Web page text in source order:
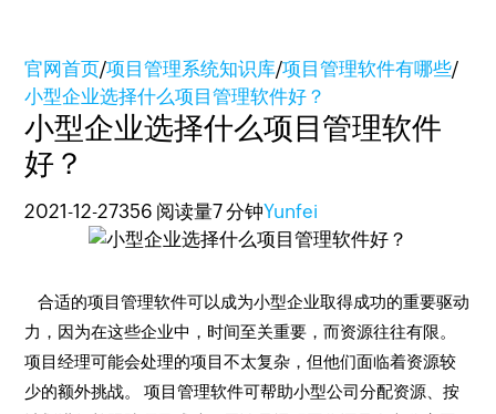
官网首页/项目管理系统知识库/项目管理软件有哪些/
小型企业选择什么项目管理软件好？
小型企业选择什么项目管理软件
好？
2021-12-27356 阅读量7 分钟Yunfei
合适的项目管理软件可以成为小型企业取得成功的重要驱动
力，因为在这些企业中，时间至关重要，而资源往往有限。
项目经理可能会处理的项目不太复杂，但他们面临着资源较
少的额外挑战。 项目管理软件可帮助小型公司分配资源、按